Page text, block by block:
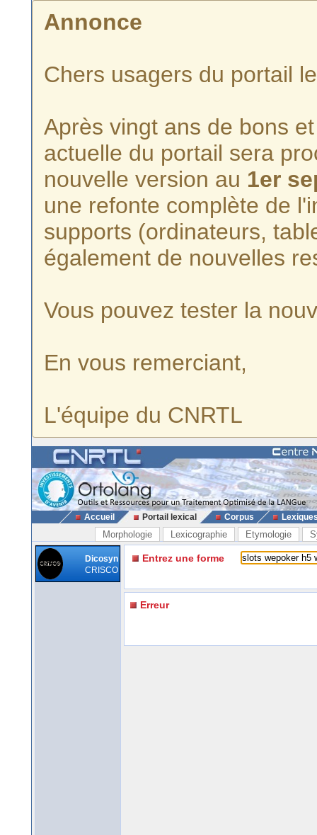
Annonce
Chers usagers du portail
Après vingt ans de bons
actuelle du portail sera
nouvelle version au 1er
une refonte complète de
supports (ordinateurs,
également de nouvelles
Vous pouvez tester la
En vous remerciant,
L'équipe du CNRTL
Accueil Portail lexical Corpus
Morphologie Lexicographie Etymologie
Dicosyn
CRISCO
Entrez une forme
Erreur